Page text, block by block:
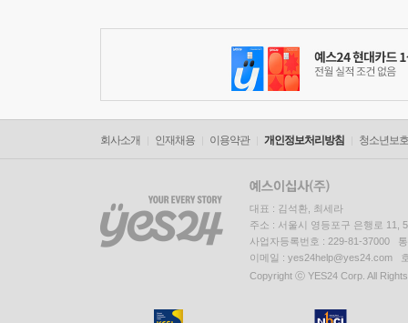
회사소개 인재채용 이용약관 개인정보처리방침 청소년보
대표 : 김석환, 최세라
주소 : 서울시 영등포구 은행로 11,
사업자등록번호 : 229-81-37000
이메일 : yes24help@yes24.com
Copyright ⓒ YES24 Corp. All